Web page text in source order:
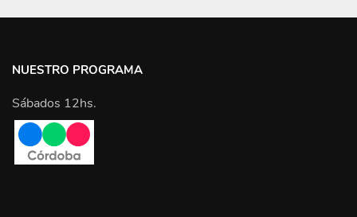
NUESTRO PROGRAMA
Sábados 12hs.